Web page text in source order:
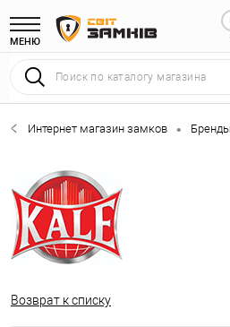
МЕНЮ
Интернет магазин замков • Бренды
Возврат к списку